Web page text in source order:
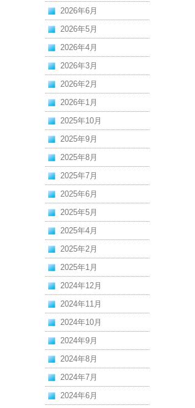
2026年6月
2026年5月
2026年4月
2026年3月
2026年2月
2026年1月
2025年10月
2025年9月
2025年8月
2025年7月
2025年6月
2025年5月
2025年4月
2025年2月
2025年1月
2024年12月
2024年11月
2024年10月
2024年9月
2024年8月
2024年7月
2024年6月